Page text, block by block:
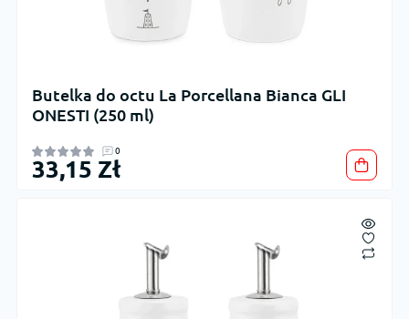
Butelka do octu La Porcellana Bianca GLI
ONESTI (250 ml)
0
33,15 Zł